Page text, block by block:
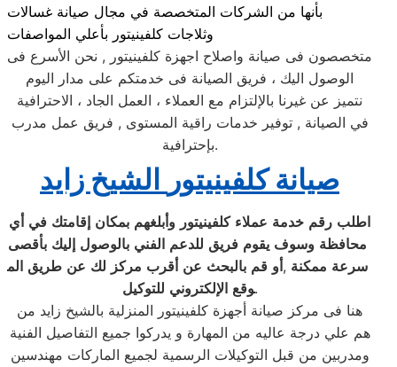
بأنها من الشركات المتخصصة في مجال صيانة غسالات
وثلاجات كلفينيتور بأعلي المواصفات
متخصصون فى صيانة واصلاح اجهزة كلفينيتور , نحن الأسرع فى
الوصول اليك ، فريق الصيانة فى خدمتكم على مدار اليوم
نتميز عن غيرنا بالإلتزام مع العملاء ، العمل الجاد ، الاحترافية
في الصيانة , توفير خدمات راقية المستوى , فريق عمل مدرب
بإحترافية.
صيانةكلفينيتور الشيخ زايد
اطلب رقم خدمة عملاء كلفينيتور وأبلغهم بمكان إقامتك في أي
محافظة وسوف يقوم فريق للدعم الفني بالوصول إليك بأقصى
سرعة ممكنة ,أو قم بالبحث عن أقرب مركز لك عن طريق الم
وقع الإلكتروني للتوكيل
.
هنا فى مركز صيانة أجهزة كلفينيتور المنزلية بالشيخ زايد من
هم علي درجة عاليه من المهارة و يدركوا جميع التفاصيل الفنية
ومدربين من قبل التوكيلات الرسمية لجميع الماركات مهندسين